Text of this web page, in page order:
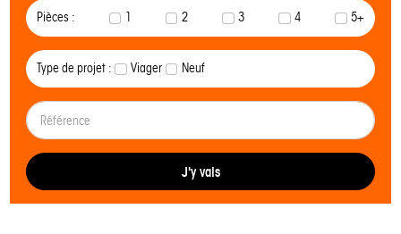
Pièces : 1 2 3 4 5+
Type de projet : Viager Neuf
J'y vais